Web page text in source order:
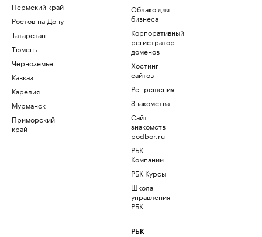
Пермский край
Ростов-на-Дону
Татарстан
Тюмень
Черноземье
Кавказ
Карелия
Мурманск
Приморский
край
Облако для
бизнеса
Корпоративный
регистратор
доменов
Хостинг
сайтов
Рег.решения
Знакомства
Сайт
знакомств
podbor.ru
РБК
Компании
РБК Курсы
Школа
управления
РБК
РБК